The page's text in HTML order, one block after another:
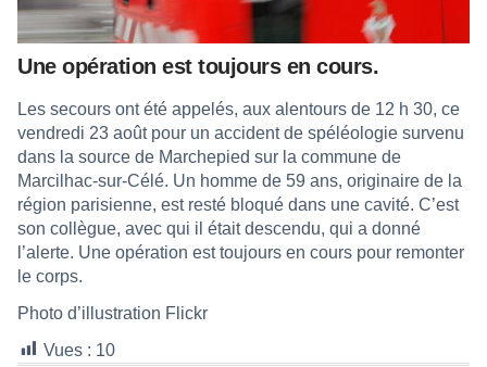
Une opération est toujours en cours.
Les secours ont été appelés, aux alentours de 12 h 30, ce
vendredi 23 août pour un accident de spéléologie survenu
dans la source de Marchepied sur la commune de
Marcilhac-sur-Célé. Un homme de 59 ans, originaire de la
région parisienne, est resté bloqué dans une cavité. C’est
son collègue, avec qui il était descendu, qui a donné
l’alerte. Une opération est toujours en cours pour remonter
le corps.
Photo d’illustration Flickr
Vues : 10